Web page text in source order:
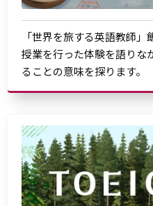
「世界を旅する英語教師
授業を行った体験を語りな
ることの意味を探ります。